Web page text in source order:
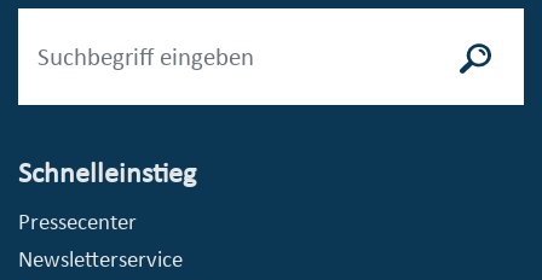
Schnelleinstieg
Pressecenter
Newsletterservice